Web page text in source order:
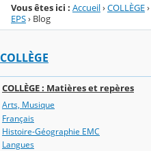
Vous êtes ici : Accueil›COLLÈGE›
EPS› Blog
COLLÈGE
COLLÈGE : Matières et repères
Arts, Musique
Français
Histoire-Géographie EMC
Langues